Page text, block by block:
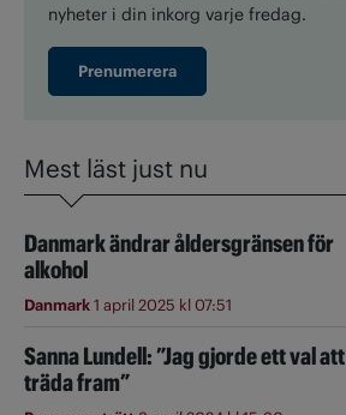
nyheter i din inkorg varje fredag.
Prenumerera
Mest läst just nu
Danmark ändrar åldersgränsen för
alkohol
Danmark1 april 2025 kl 07:51
Sanna Lundell: ”Jag gjorde ett val att
träda fram”